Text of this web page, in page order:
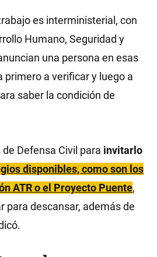
es interministerial, con
Humano, Seguridad y
una persona en esas
primero a verificar y luego a
saber la condición de
Defensa Civil para invitarlo
disponibles, como son los
ATR o el Proyecto Puente,
para descansar, además de